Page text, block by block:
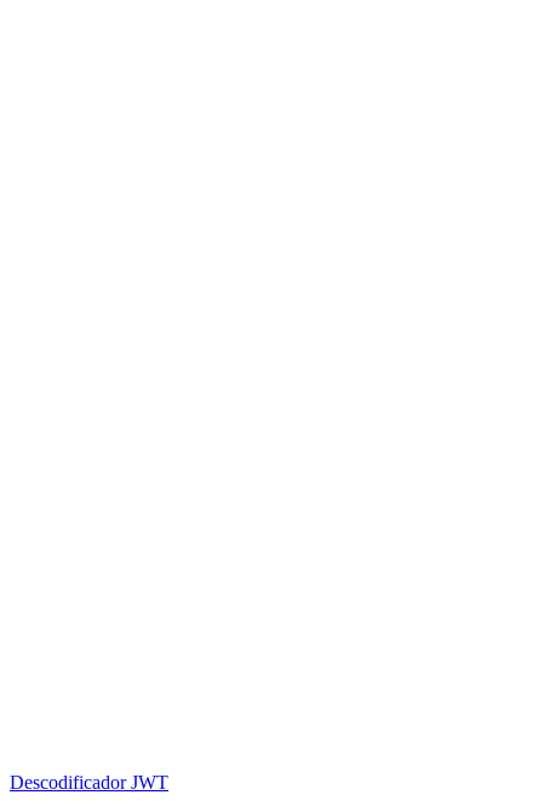
Descodificador JWT